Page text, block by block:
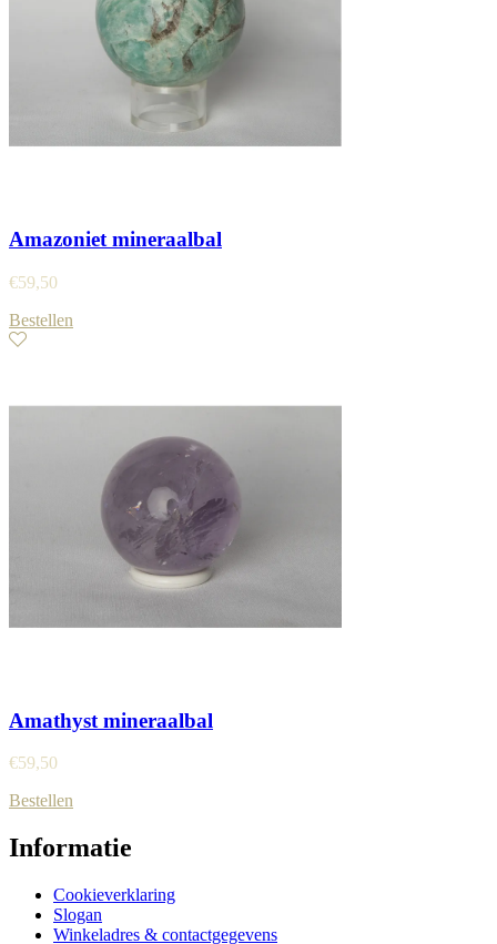
Amazoniet mineraalbal
€59,50
Bestellen
Amathyst mineraalbal
€59,50
Bestellen
Informatie
Cookieverklaring
Slogan
Winkeladres & contactgegevens